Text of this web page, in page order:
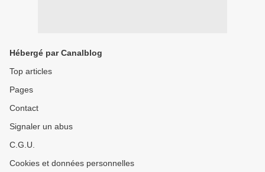
Hébergé par Canalblog
Top articles
Pages
Contact
Signaler un abus
C.G.U.
Cookies et données personnelles